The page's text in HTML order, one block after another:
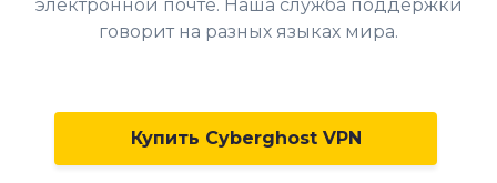
электронной почте. Наша служба поддержки
говорит на разных языках мира.
Купить Cyberghost VPN